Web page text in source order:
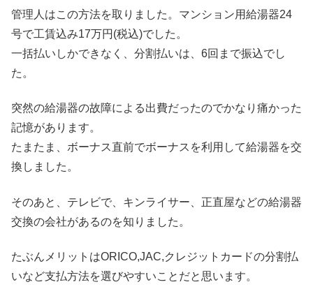
管理人はこの方法を取りました。マンション用給湯器24
号で工賃込み17万円(税込)でした。
一括払いしかできなく、分割払いは、6回まで振込でし
た。
突然の給湯器の故障による出費だったのでかなり痛かった
記憶があります。
たまたま、ボーナス直前でボーナスを利用して給湯器を交
換しました。
そのあと、テレビで、キンライサー、正直屋などの給湯器
交換の会社があるのを知りました。
たぶんメリットはORICO,JAC,クレジットカードの分割払
いなど支払方法を選びやすいことだと思います。